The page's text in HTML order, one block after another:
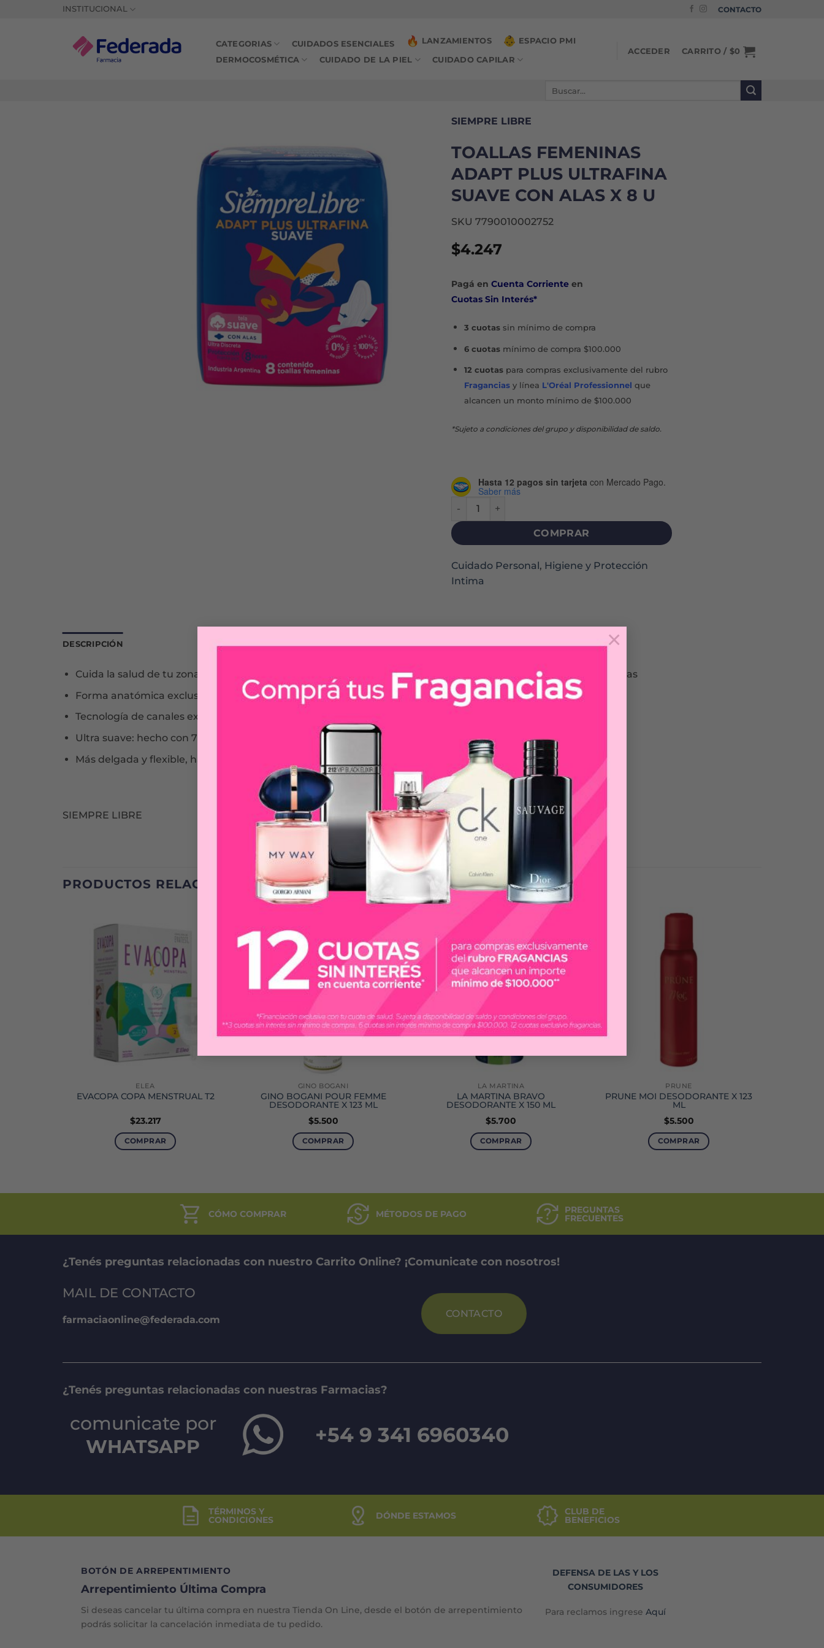
×
INSTITUCIONAL CONTACTO
CATEGORIAS CUIDADOS ESENCIALES LANZAMIENTOS ESPACIO PMI
DERMOCOSMÉTICA CUIDADO DE LA PIEL CUIDADO CAPILAR
ACCEDER CARRITO / $0
SIEMPRE LIBRE
TOALLAS FEMENINAS
ADAPT PLUS ULTRAFINA
SUAVE CON ALAS X 8 U
SKU 7790010002752
$4.247
Pagá en Cuenta Corrienteen
Cuotas Sin Interés*
3 cuotassin mínimo de compra
6 cuotasmínimo de compra $100.000
12 cuotaspara compras exclusivamente del rubro
Fraganciasy línea L'Oréal Professionnel que
alcancen un monto mínimo de $100.000
*Sujeto a condiciones del grupo y disponibilidad de saldo.
Hasta 12 pagos sin tarjeta con Mercado Pago.
Saber más
TOALLAS FEMENINAS ADAPT PLUS ULTRAFINA SUAVE CON ALAS X 8 U cantidad
COMPRAR
Cuidado Personal, Higiene y Protección
Intima
DESCRIPCIÓN
Cuida la salud de tu zona íntima respetando el pH, la temperatura natural y previene la proliferación de bacterias
Forma anatómica exclusiva que se adapta perfectamente a las curvas de tu cuerpo
Tecnología de canales exclusivos para una rápida absorción haciéndote sentir seca y fresca
Ultra suave: hecho con 70% de materiales de origen natural y sin colorantes
Más delgada y flexible, haciéndote sentir libre en cada movimiento
SIEMPRE LIBRE
PRODUCTOS RELACIONADOS
ELEA
EVACOPA COPA MENSTRUAL T2
$23.217
COMPRAR
GINO BOGANI
GINO BOGANI POUR FEMME
DESODORANTE X 123 ML
$5.500
COMPRAR
LA MARTINA
LA MARTINA BRAVO
DESODORANTE X 150 ML
$5.700
COMPRAR
PRUNE
PRUNE MOI DESODORANTE X 123
ML
$5.500
COMPRAR
CÓMO COMPRAR MÉTODOS DE PAGO PREGUNTAS
FRECUENTES
¿Tenés preguntas relacionadas con nuestro Carrito Online? ¡Comunicate con nosotros!
MAIL DE CONTACTO
farmaciaonline@federada.com
CONTACTO
¿Tenés preguntas relacionadas con nuestras Farmacias?
comunicate por
WHATSAPP
+54 9 341 6960340
TÉRMINOS Y
CONDICIONES DÓNDE ESTAMOS CLUB DE
BENEFICIOS
BOTÓN DE ARREPENTIMIENTO
Arrepentimiento Última Compra
Si deseas cancelar tu última compra en nuestra Tienda On Line, desde el botón de arrepentimiento
podrás solicitar la cancelación inmediata de tu pedido.
DEFENSA DE LAS Y LOS
CONSUMIDORES
Para reclamos ingrese Aquí